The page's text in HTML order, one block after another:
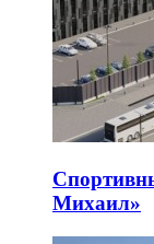
Михаил»